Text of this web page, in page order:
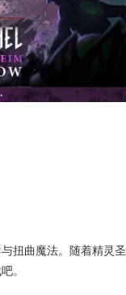
扭曲魔法。随着精灵圣
。